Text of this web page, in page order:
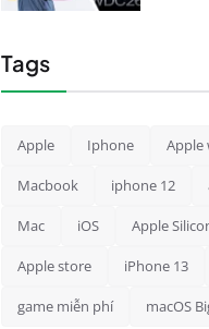
Tags
Apple Iphone Apple
Macbook iphone 12
Mac iOS Apple
Apple store iPhone 13
game miễn phí macOS